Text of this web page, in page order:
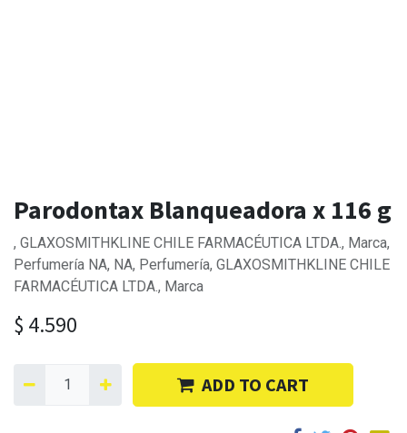
Parodontax Blanqueadora x 116 g
, GLAXOSMITHKLINE CHILE FARMACÉUTICA LTDA., Marca,
Perfumería NA, NA, Perfumería, GLAXOSMITHKLINE CHILE
FARMACÉUTICA LTDA., Marca
$ 4.590
ADD TO CART